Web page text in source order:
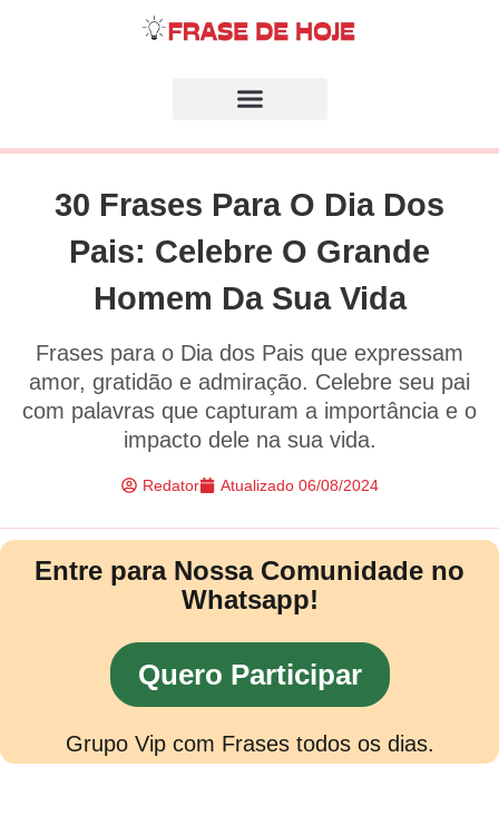
30 Frases Para O Dia Dos
Pais: Celebre O Grande
Homem Da Sua Vida
Frases para o Dia dos Pais que expressam
amor, gratidão e admiração. Celebre seu pai
com palavras que capturam a importância e o
impacto dele na sua vida.
Redator Atualizado 06/08/2024
Entre para Nossa Comunidade no
Whatsapp!
Quero Participar
Grupo Vip com Frases todos os dias.